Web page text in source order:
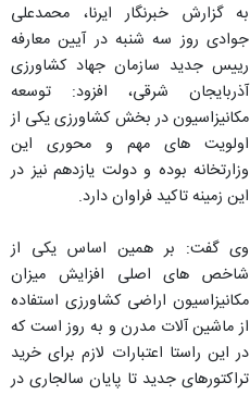
به گزارش خبرنگار ایرنا، محمدعلی
جوادی روز سه شنبه در آیین معارفه
رییس جدید سازمان جهاد كشاورزی
آذربایجان شرقی، افزود: توسعه
مكانیزاسیون در بخش كشاورزی یكی از
اولویت های مهم و محوری این
وزارتخانه بوده و دولت یازدهم نیز در
این زمینه تاكید فراوان دارد.
وی گفت: بر همین اساس یكی از
شاخص های اصلی افزایش میزان
مكانیزاسیون اراضی كشاورزی استفاده
از ماشین آلات مدرن و به روز است كه
در این راستا اعتبارات لازم برای خرید
تراكتورهای جدید تا پایان سالجاری در